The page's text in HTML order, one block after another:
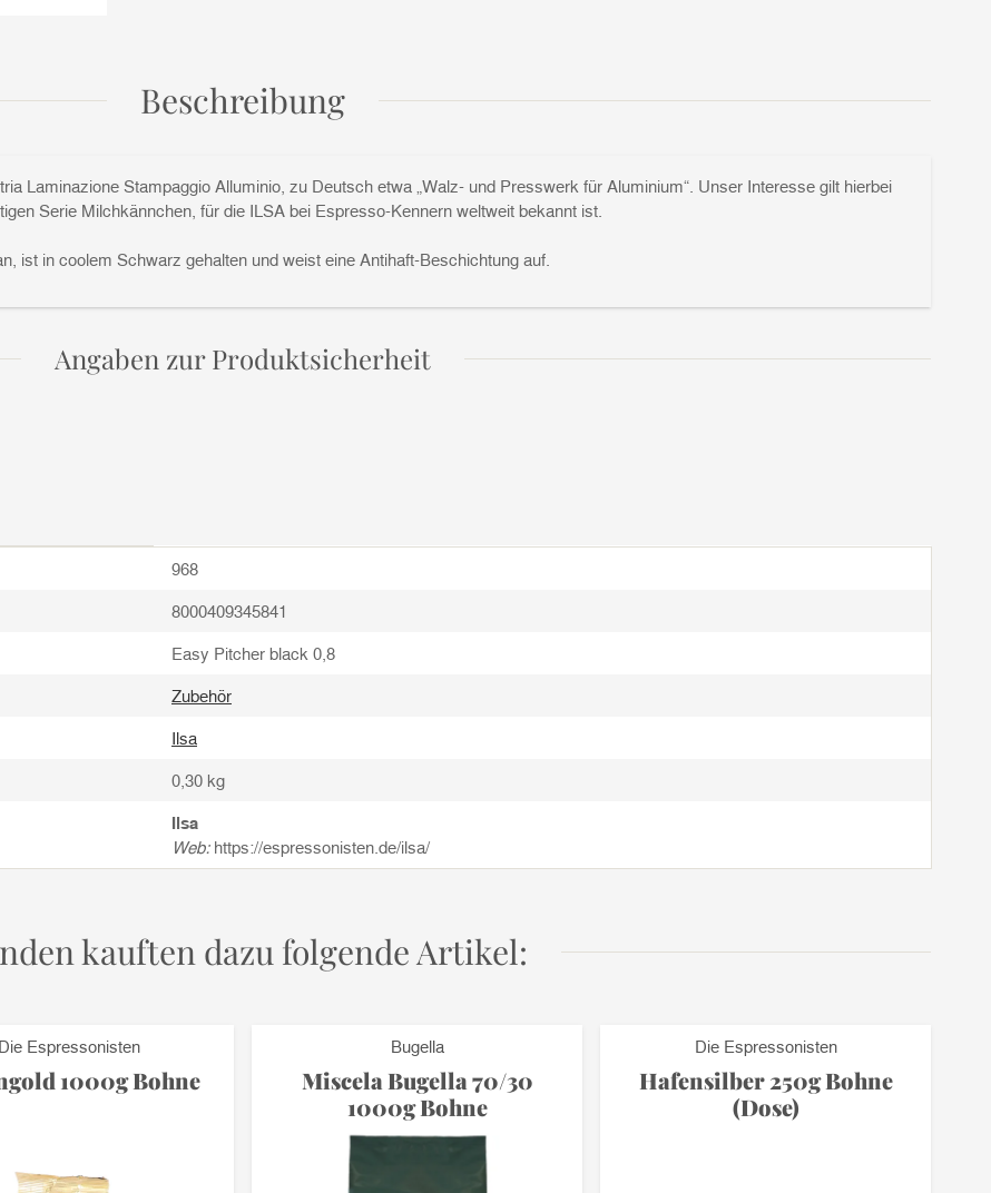
Beschreibung
Laminazione Stampaggio Alluminio, zu Deutsch etwa „Walz- und Presswerk für Aluminium“. Unser Interesse gilt hierbei
Serie Milchkännchen, für die ILSA bei Espresso-Kennern weltweit bekannt ist.
ist in coolem Schwarz gehalten und weist eine Antihaft-Beschichtung auf.
Angaben zur Produktsicherheit
968
8000409345841
Easy Pitcher black 0,8
Zubehör
Ilsa
0,30 kg
Ilsa
Web:https://espressonisten.de/ilsa/
kauften dazu folgende Artikel:
Die Espressonisten
1000g Bohne
Bugella
Miscela Bugella 70/30
1000g Bohne
Die Espressonisten
Hafensilber 250g Bohne
(Dose)